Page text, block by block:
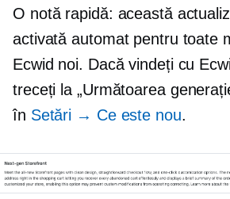
O notă rapidă: această
activată automat pentru toate
Ecwid noi. Dacă vindeți cu
treceți la „Următoarea
în Setări → Ce este nou.